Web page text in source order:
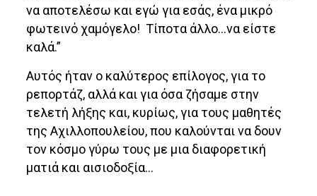
να αποτελέσω και εγώ για εσάς, ένα μικρό
φωτεινό χαμόγελο! Τίποτα άλλο…να είστε
καλά.”
Αυτός ήταν ο καλύτερος επίλογος, για το
ρεπορτάζ, αλλά και για όσα ζήσαμε στην
τελετή λήξης και, κυρίως, για τους μαθητές
της Αχιλλοπουλείου, που καλούνται να δουν
τον κόσμο γύρω τους με μια διαφορετική
ματιά και αισιοδοξία…